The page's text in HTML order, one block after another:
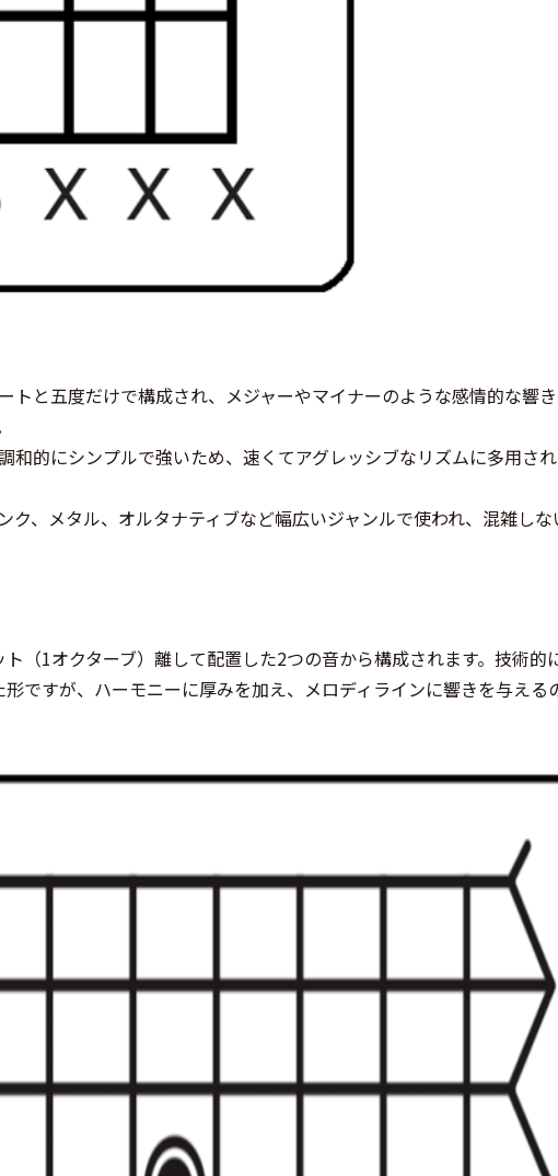
トと五度だけで構成され、メジャーやマイナーのような感情的な響
和的にシンプルで強いため、速くてアグレッシブなリズムに多用さ
ク、メタル、オルタナティブなど幅広いジャンルで使われ、混雑しな
（1オクターブ）離して配置した2つの音から構成されます。技術的
ですが、ハーモニーに厚みを加え、メロディラインに響きを与える